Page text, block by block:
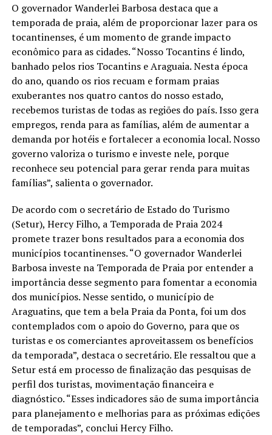
O governador Wanderlei Barbosa destaca que a
temporada de praia, além de proporcionar lazer para os
tocantinenses, é um momento de grande impacto
econômico para as cidades. “Nosso Tocantins é lindo,
banhado pelos rios Tocantins e Araguaia. Nesta época
do ano, quando os rios recuam e formam praias
exuberantes nos quatro cantos do nosso estado,
recebemos turistas de todas as regiões do país. Isso gera
empregos, renda para as famílias, além de aumentar a
demanda por hotéis e fortalecer a economia local. Nosso
governo valoriza o turismo e investe nele, porque
reconhece seu potencial para gerar renda para muitas
famílias”, salienta o governador.
De acordo com o secretário de Estado do Turismo
(Setur), Hercy Filho, a Temporada de Praia 2024
promete trazer bons resultados para a economia dos
municípios tocantinenses. “O governador Wanderlei
Barbosa investe na Temporada de Praia por entender a
importância desse segmento para fomentar a economia
dos municípios. Nesse sentido, o município de
Araguatins, que tem a bela Praia da Ponta, foi um dos
contemplados com o apoio do Governo, para que os
turistas e os comerciantes aproveitassem os benefícios
da temporada”, destaca o secretário. Ele ressaltou que a
Setur está em processo de finalização das pesquisas de
perfil dos turistas, movimentação financeira e
diagnóstico. “Esses indicadores são de suma importância
para planejamento e melhorias para as próximas edições
de temporadas”, conclui Hercy Filho.